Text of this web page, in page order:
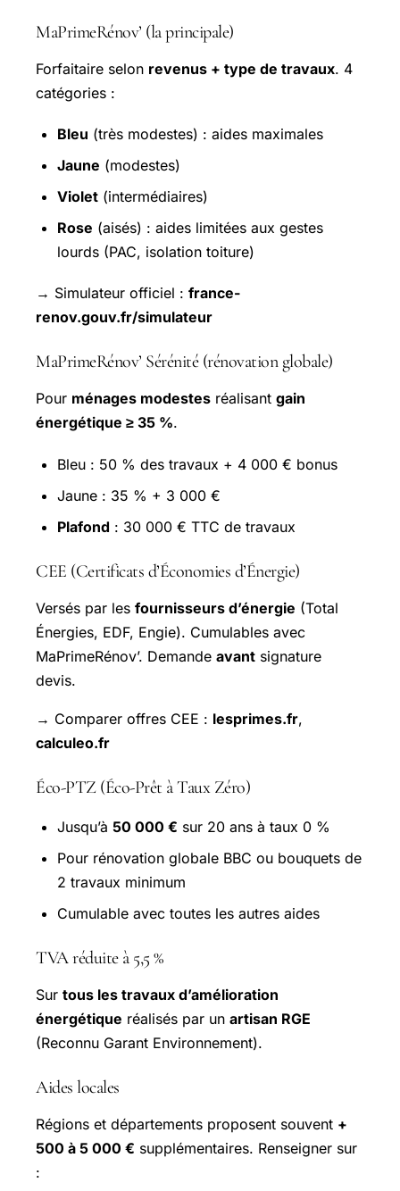
MaPrimeRénov’ (la principale)
Forfaitaire selon revenus + type de travaux. 4
catégories :
Bleu (très modestes) : aides maximales
Jaune (modestes)
Violet (intermédiaires)
Rose (aisés) : aides limitées aux gestes
lourds (PAC, isolation toiture)
→ Simulateur officiel : france-
renov.gouv.fr/simulateur
MaPrimeRénov’ Sérénité (rénovation globale)
Pour ménages modestes réalisant gain
énergétique ≥ 35 %.
Bleu : 50 % des travaux + 4 000 € bonus
Jaune : 35 % + 3 000 €
Plafond : 30 000 € TTC de travaux
CEE (Certificats d’Économies d’Énergie)
Versés par les fournisseurs d’énergie (Total
Énergies, EDF, Engie). Cumulables avec
MaPrimeRénov’. Demande avant signature
devis.
→ Comparer offres CEE : lesprimes.fr,
calculeo.fr
Éco-PTZ (Éco-Prêt à Taux Zéro)
Jusqu’à 50 000 € sur 20 ans à taux 0 %
Pour rénovation globale BBC ou bouquets de
2 travaux minimum
Cumulable avec toutes les autres aides
TVA réduite à 5,5 %
Sur tous les travaux d’amélioration
énergétique réalisés par un artisan RGE
(Reconnu Garant Environnement).
Aides locales
Régions et départements proposent souvent +
500 à 5 000 € supplémentaires. Renseigner sur
: